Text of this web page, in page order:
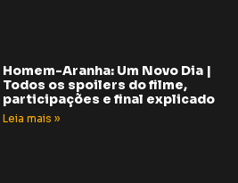
Homem-Aranha: Um Novo Dia |
Todos os spoilers do filme,
participações e final explicado
Leia mais »